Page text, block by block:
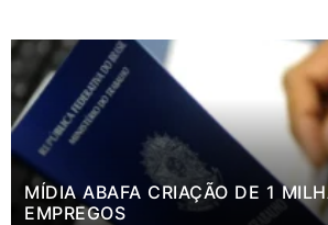
MÍDIA ABAFA CRIAÇÃO DE 1
EMPREGOS